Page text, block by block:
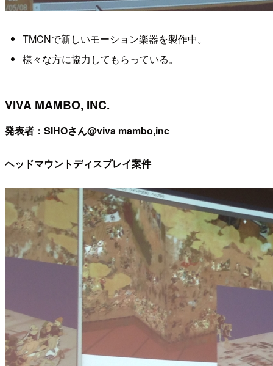
TMCNで新しいモーション楽器を製作中。
様々な方に協力してもらっている。
VIVA MAMBO, INC.
発表者：SIHOさん@viva mambo,inc
ヘッドマウントディスプレイ案件